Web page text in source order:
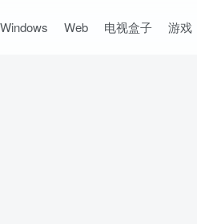
Windows Web 电视盒子 游戏